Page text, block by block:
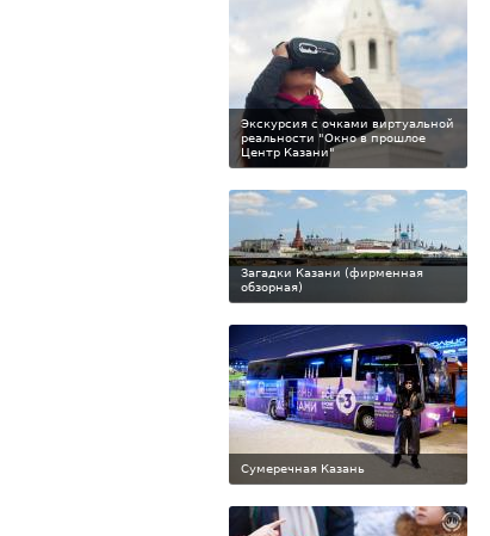
Экскурсия с очками виртуальной
реальности "Окно в прошлое
Центр Казани"
Загадки Казани (фирменная
обзорная)
Сумеречная Казань